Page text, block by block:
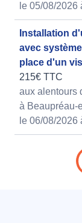
le 05/08/2026
Installation
avec
place d'un
215€ TTC
aux alentours
à Beaupréau-
le 06/08/2026